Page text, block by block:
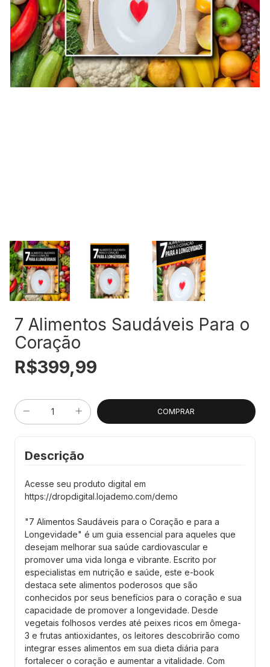
7 Alimentos Saudáveis Para o
Coração
R$399,99
Descrição
Acesse seu produto digital em
https://dropdigital.lojademo.com/demo
"7 Alimentos Saudáveis para o Coração e para a
Longevidade" é um guia essencial para aqueles que
desejam melhorar sua saúde cardiovascular e
promover uma vida longa e vibrante. Escrito por
especialistas em nutrição e saúde, este e-book
destaca sete alimentos poderosos que são
conhecidos por seus benefícios para o coração e sua
capacidade de promover a longevidade. Desde
vegetais folhosos verdes até peixes ricos em ômega-
3 e frutas antioxidantes, os leitores descobrirão como
integrar esses alimentos em sua dieta diária para
fortalecer o coração e aumentar a vitalidade. Com